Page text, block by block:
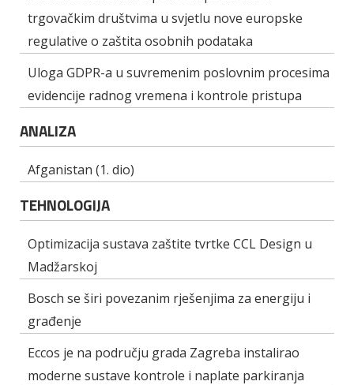
trgovačkim društvima u svjetlu nove europske
regulative o zaštita osobnih podataka
Uloga GDPR-a u suvremenim poslovnim procesima
evidencije radnog vremena i kontrole pristupa
ANALIZA
Afganistan (1. dio)
TEHNOLOGIJA
Optimizacija sustava zaštite tvrtke CCL Design u
Madžarskoj
Bosch se širi povezanim rješenjima za energiju i
građenje
Eccos je na području grada Zagreba instalirao
moderne sustave kontrole i naplate parkiranja